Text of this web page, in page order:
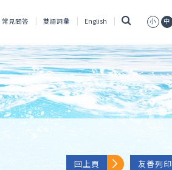
常見問答 雙語詞彙 English 小 中
回上頁 友善列印